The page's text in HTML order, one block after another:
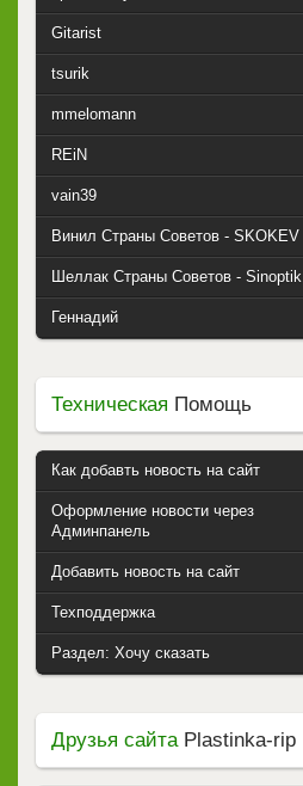
Gitarist
tsurik
mmelomann
REiN
vain39
Винил Страны Советов - SKOKEV
Шеллак Страны Советов - Sinoptik
Геннадий
Техническая Помощь
Как добавть новость на сайт
Оформление новости через
Админпанель
Добавить новость на сайт
Техподдержка
Раздел: Хочу сказать
Друзья сайтаPlastinka-rip